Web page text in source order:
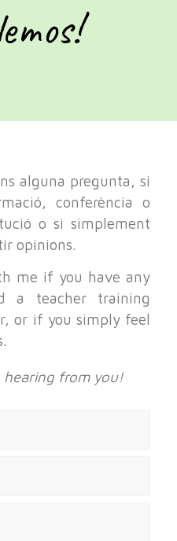
alguna pregunta, si
conferència o
o si simplement
opinions.
me if you have any
a teacher training
or if you simply feel
from you!